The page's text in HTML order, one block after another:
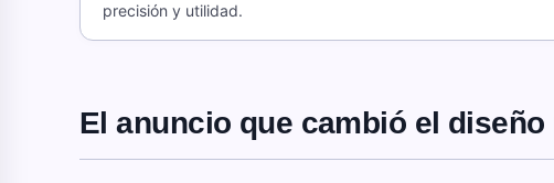
precisión y utilidad.
El anuncio que cambió el